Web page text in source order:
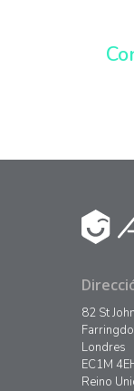
82 St
Londres
EC1M
Reino